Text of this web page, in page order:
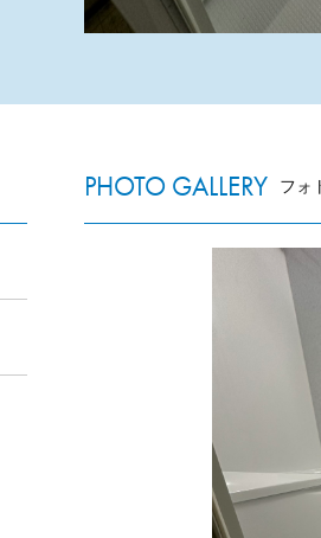
PHOTO GALLERY フォ